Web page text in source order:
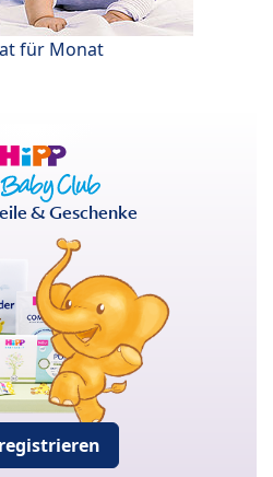
für Monat
& Geschenke